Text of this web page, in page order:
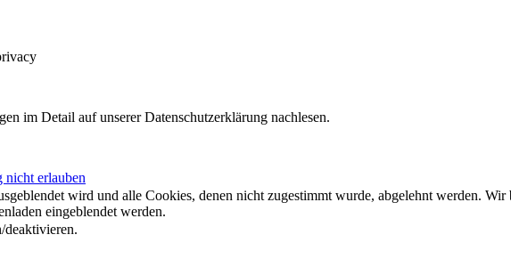
im Detail auf unserer Datenschutzerklärung nachlesen.
erlauben
wird und alle Cookies, denen nicht zugestimmt wurde, abgelehnt werden.
eingeblendet werden.